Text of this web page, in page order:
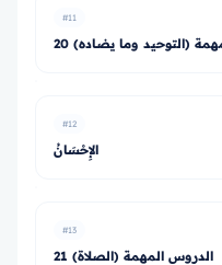
#11
(التوحيد وما يضاده)
#12
الإِحْسَانُ
#13
21 الدروس المهمة (الصلاة)